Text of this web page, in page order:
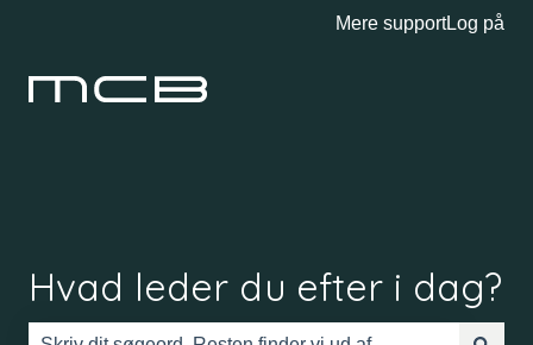
Mere supportLog på
Hvad leder du efter i dag?